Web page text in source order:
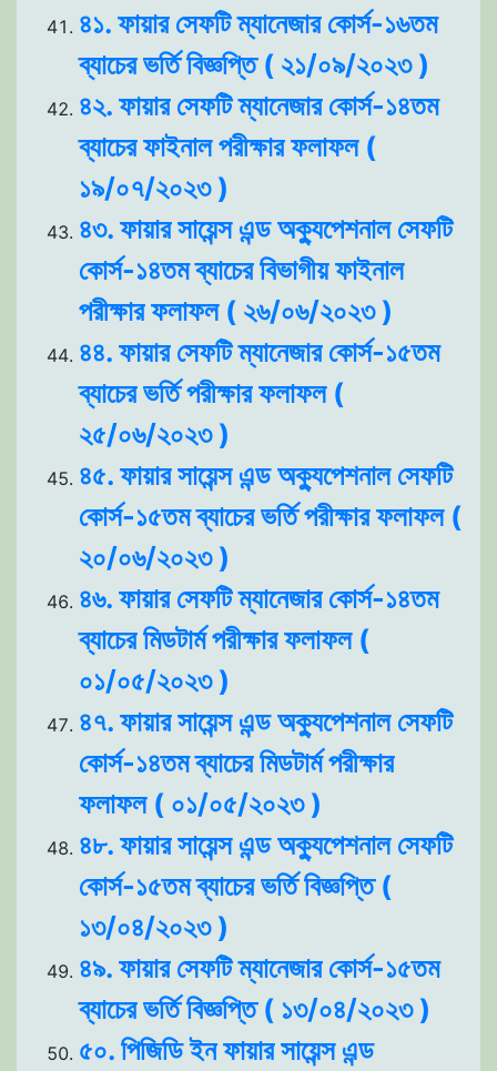
৪১. ফায়ার সেফটি ম্যানেজার কোর্স-১৬তম
ব্যাচের ভর্তি বিজ্ঞপ্তি ( ২১/০৯/২০২৩ )
৪২. ফায়ার সেফটি ম্যানেজার কোর্স-১৪তম
ব্যাচের ফাইনাল পরীক্ষার ফলাফল (
১৯/০৭/২০২৩ )
৪৩. ফায়ার সায়েন্স এন্ড অক্যুপেশনাল সেফটি
কোর্স-১৪তম ব্যাচের বিভাগীয় ফাইনাল
পরীক্ষার ফলাফল ( ২৬/০৬/২০২৩ )
৪৪. ফায়ার সেফটি ম্যানেজার কোর্স-১৫তম
ব্যাচের ভর্তি পরীক্ষার ফলাফল (
২৫/০৬/২০২৩ )
৪৫. ফায়ার সায়েন্স এন্ড অক্যুপেশনাল সেফটি
কোর্স-১৫তম ব্যাচের ভর্তি পরীক্ষার ফলাফল (
২০/০৬/২০২৩ )
৪৬. ফায়ার সেফটি ম্যানেজার কোর্স-১৪তম
ব্যাচের মিডটার্ম পরীক্ষার ফলাফল (
০১/০৫/২০২৩ )
৪৭. ফায়ার সায়েন্স এন্ড অক্যুপেশনাল সেফটি
কোর্স-১৪তম ব্যাচের মিডটার্ম পরীক্ষার
ফলাফল ( ০১/০৫/২০২৩ )
৪৮. ফায়ার সায়েন্স এন্ড অক্যুপেশনাল সেফটি
কোর্স-১৫তম ব্যাচের ভর্তি বিজ্ঞপ্তি (
১৩/০৪/২০২৩ )
৪৯. ফায়ার সেফটি ম্যানেজার কোর্স-১৫তম
ব্যাচের ভর্তি বিজ্ঞপ্তি ( ১৩/০৪/২০২৩ )
৫০. পিজিডি ইন ফায়ার সায়েন্স এন্ড